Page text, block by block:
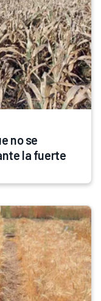
no se
la fuerte